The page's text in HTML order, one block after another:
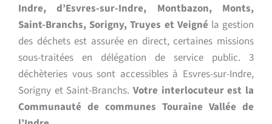
Indre, d’Esvres-sur-Indre, Montbazon, Monts,
Saint-Branchs, Sorigny, Truyes et Veigné la gestion
des déchets est assurée en direct, certaines missions
sous-traitées en délégation de service public. 3
déchèteries vous sont accessibles à Esvres-sur-Indre,
Sorigny et Saint-Branchs. Votre interlocuteur est la
Communauté de communes Touraine Vallée de